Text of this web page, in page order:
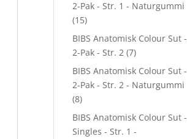
2-Pak - Str. 1 - Naturgummi
(15)
BIBS Anatomisk Colour Sut -
2-Pak - Str. 2 (7)
BIBS Anatomisk Colour Sut -
2-Pak - Str. 2 - Naturgummi
(8)
BIBS Anatomisk Colour Sut -
Singles - Str. 1 -